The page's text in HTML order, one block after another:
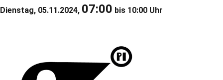
Dienstag, 05.11.2024, 07:00 bis 10:00 Uhr